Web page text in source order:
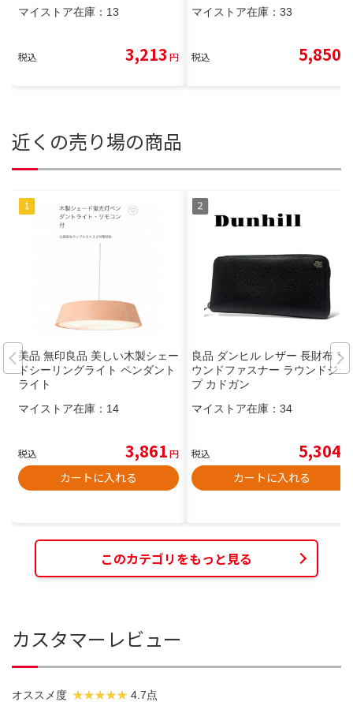
マイストア在庫： 13
税込 3,213 円
マイストア在庫： 33
税込 5,850
近くの売り場の商品
美品 無印良品 美しい木製シェー
ドシーリングライト ペンダント
ライト
マイストア在庫： 14
税込 3,861円
カートに入れる
良品 ダンヒル レザー 長財布 ラ
ウンドファスナー ラウンドジッ
プ カドガン
マイストア在庫： 34
税込 5,304
カートに入れる
このカテゴリをもっと見る
カスタマーレビュー
オススメ度 4.7点